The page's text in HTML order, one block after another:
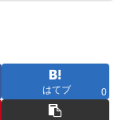
はてブ 0